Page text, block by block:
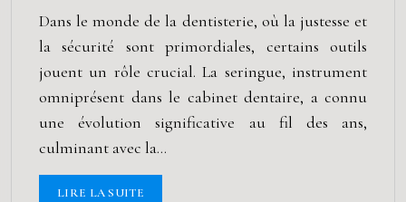
Dans le monde de la dentisterie, où la justesse et
la sécurité sont primordiales, certains outils
jouent un rôle crucial. La seringue, instrument
omniprésent dans le cabinet dentaire, a connu
une évolution significative au fil des ans,
culminant avec la…
LIRE LA SUITE